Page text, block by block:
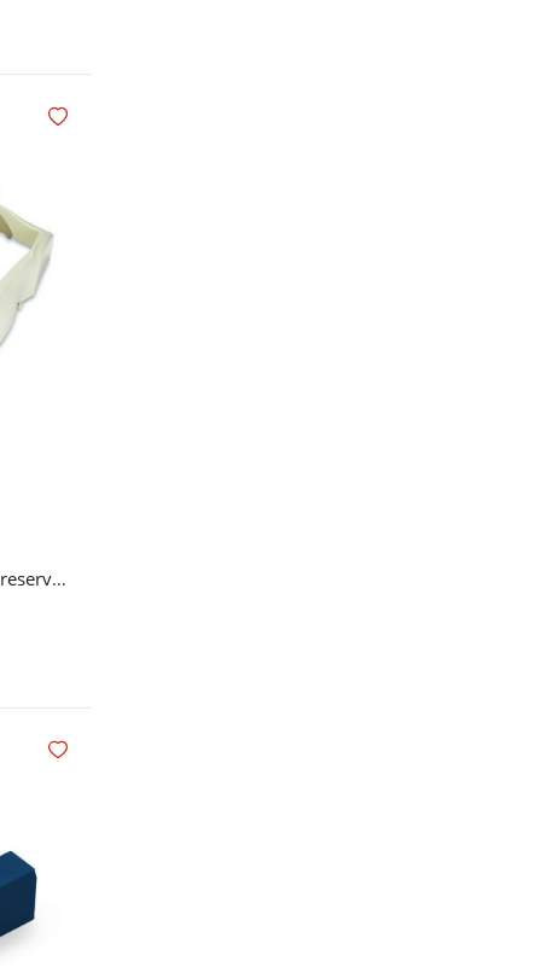
Prestan torsoramme voksen (reservedel) til førstehjelpsdukke
Legg i ønskelisten
Legg i ønskelisten